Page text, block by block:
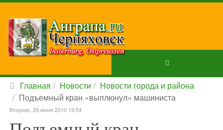
Главная Новости
Новости города и района
Подъемный кран «выплюнул» машиниста
Вторник, 29 июня 2010 19:54